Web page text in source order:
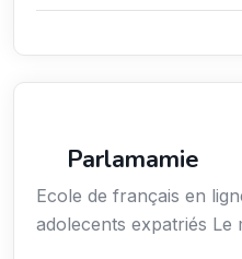
Parlamamie
Ecole de français en
adolecents expatriés Le